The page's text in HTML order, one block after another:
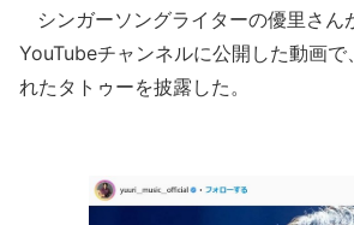
シンガーソングライターの優里さん
YouTubeチャンネルに公開した動画で
れたタトゥーを披露した。